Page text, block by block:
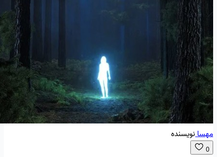
مهسانویسنده
0